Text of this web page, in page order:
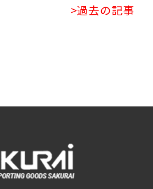
>過去の記事